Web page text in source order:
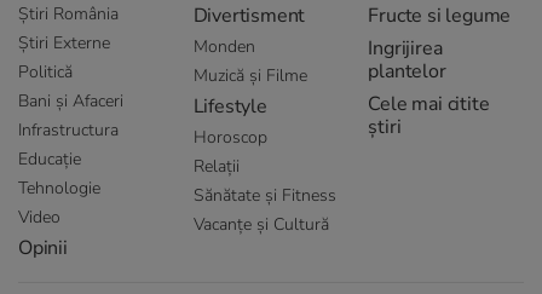
Știri România
Știri Externe
Politică
Bani și Afaceri
Infrastructura
Educație
Tehnologie
Video
Opinii
Divertisment
Monden
Muzică și Filme
Lifestyle
Horoscop
Relații
Sănătate și Fitness
Vacanțe și Cultură
Fructe si legume
Ingrijirea
plantelor
Cele mai citite
știri